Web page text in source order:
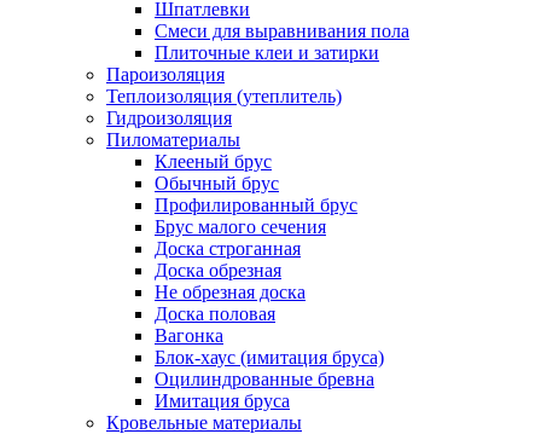
Шпатлевки
Смеси для выравнивания пола
Плиточные клеи и затирки
Пароизоляция
Теплоизоляция (утеплитель)
Гидроизоляция
Пиломатериалы
Клееный брус
Обычный брус
Профилированный брус
Брус малого сечения
Доска строганная
Доска обрезная
Не обрезная доска
Доска половая
Вагонка
Блок-хаус (имитация бруса)
Оцилиндрованные бревна
Имитация бруса
Кровельные материалы